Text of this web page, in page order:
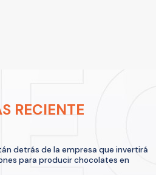
RECIENTE
detrás de la empresa que invertirá
para producir chocolates en